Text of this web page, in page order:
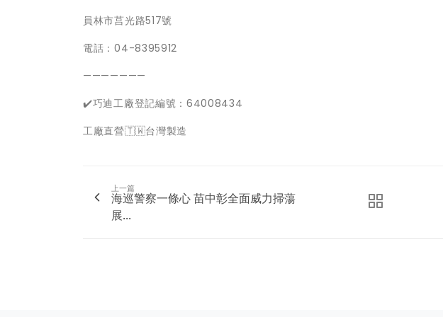
員林市莒光路517號
電話：04-8395912
———————
✔️巧迪工廠登記編號：64008434
工廠直營🇹🇼台灣製造
上一篇
海巡警察一條心 苗中彰全面威力掃蕩
展...